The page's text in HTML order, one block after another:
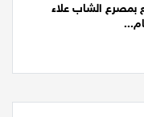
الشاب علاء